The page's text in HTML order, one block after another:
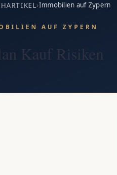
›Immobilien auf Zypern
AUF ZYPERN
Kauf Risiken